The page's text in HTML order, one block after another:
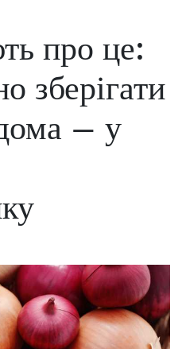
про це:
зберігати
– у